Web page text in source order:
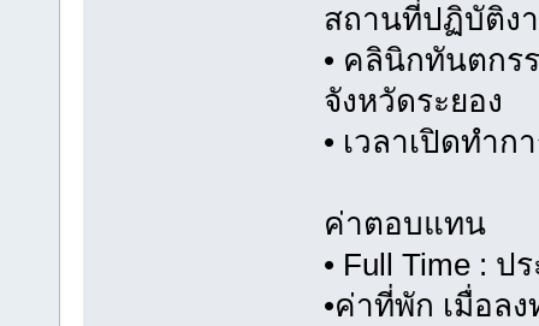
สถานที่ปฏิบัติง
• คลินิกทันตกร
จังหวัดระยอง
• เวลาเปิดทำก
ค่าตอบแทน
• Full Time : ป
•ค่าที่พัก เมื่อล